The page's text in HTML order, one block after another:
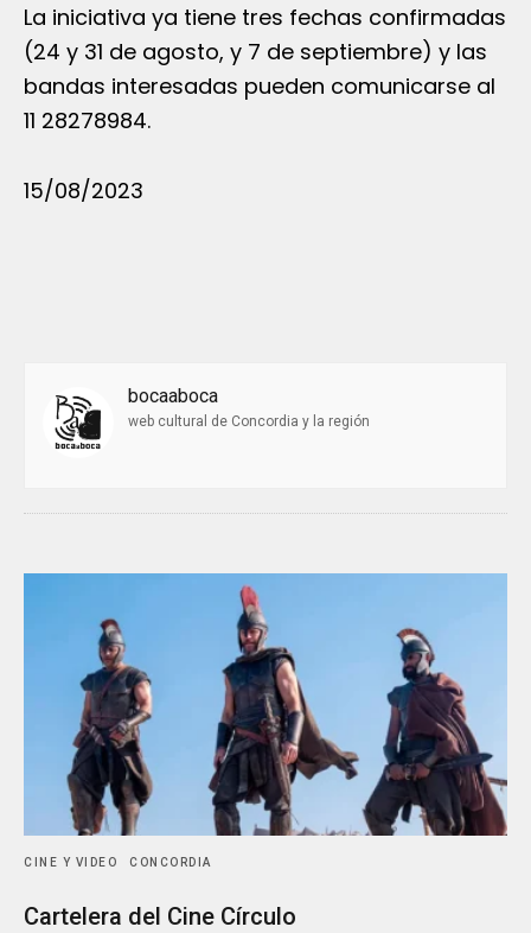
La iniciativa ya tiene tres fechas confirmadas
(24 y 31 de agosto, y 7 de septiembre) y las
bandas interesadas pueden comunicarse al
11 28278984.
15/08/2023
bocaaboca
web cultural de Concordia y la región
CINE Y VIDEO CONCORDIA
Cartelera del Cine Círculo